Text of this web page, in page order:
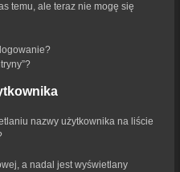
temu, ale teraz nie mogę się
nazwy użytkownika na liście
a nadal jest wyświetlany